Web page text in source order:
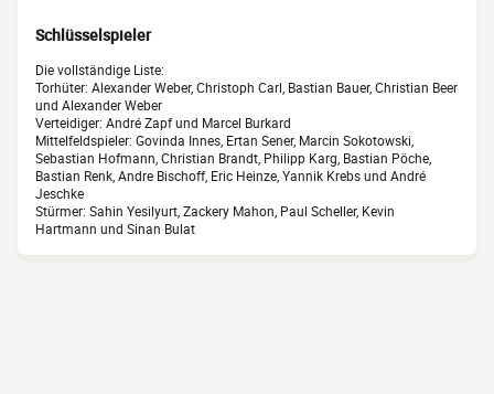
Schlüsselspieler
Die vollständige Liste:
Torhüter: Alexander Weber, Christoph Carl, Bastian Bauer, Christian Beer
und Alexander Weber
Verteidiger: André Zapf und Marcel Burkard
Mittelfeldspieler: Govinda Innes, Ertan Sener, Marcin Sokotowski,
Sebastian Hofmann, Christian Brandt, Philipp Karg, Bastian Pöche,
Bastian Renk, Andre Bischoff, Eric Heinze, Yannik Krebs und André
Jeschke
Stürmer: Sahin Yesilyurt, Zackery Mahon, Paul Scheller, Kevin
Hartmann und Sinan Bulat